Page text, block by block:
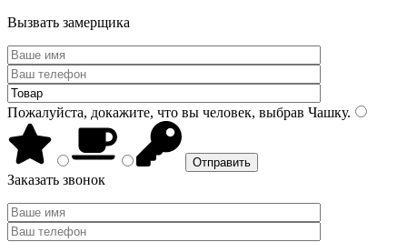
Вызвать замерщика
Пожалуйста, докажите, что вы человек, выбрав Чашку.
Заказать звонок